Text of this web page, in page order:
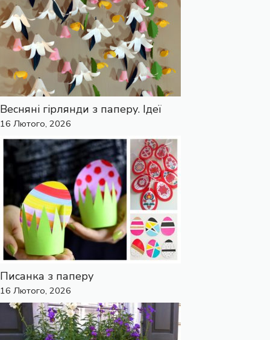
Весняні гірлянди з паперу. Ідеї
16 Лютого, 2026
Писанка з паперу
16 Лютого, 2026